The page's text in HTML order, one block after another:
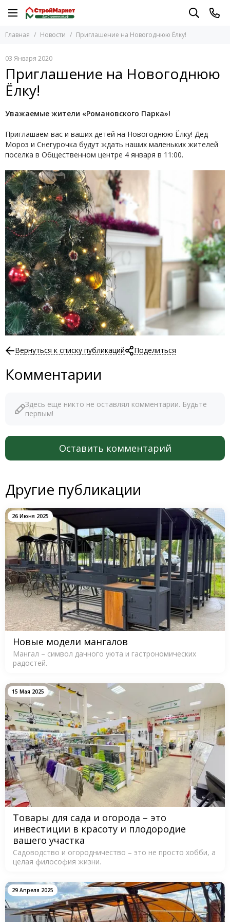
Главная Новости Приглашение на Новогоднюю Ёлку!
03 Января 2020
Приглашение на Новогоднюю
Ёлку!
Уважаемые жители «Романовского Парка»!
Приглашаем вас и ваших детей на Новогоднюю Ёлку! Дед
Мороз и Снегурочка будут ждать наших маленьких жителей
поселка в Общественном центре 4 января в 11:00.
Вернуться к списку публикаций Поделиться
Комментарии
Здесь еще никто не оставлял комментарии. Будьте
первым!
Оставить комментарий
Другие публикации
26 Июня 2025
Новые модели мангалов
Мангал – символ дачного уюта и гастрономических
радостей.
15 Мая 2025
Товары для сада и огорода – это
инвестиции в красоту и плодородие
вашего участка
Садоводство и огородничество – это не просто хобби, а
целая философия жизни.
29 Апреля 2025